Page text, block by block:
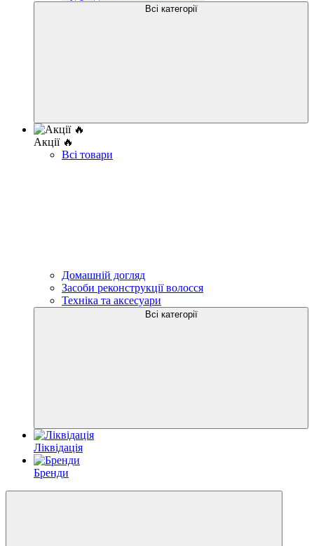
Всі категорії
Акції 🔥
Всі товари
Домашній догляд
Засоби реконструкції волосся
Техніка та аксесуари
Всі категорії
Ліквідація
Бренди